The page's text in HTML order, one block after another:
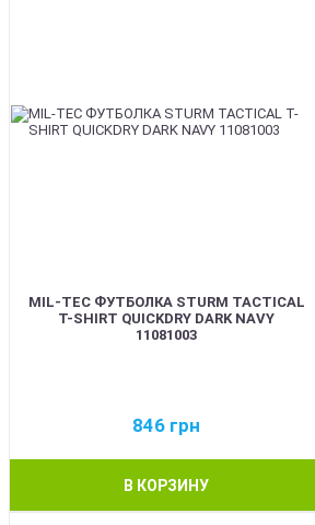
MIL-TEC ФУТБОЛКА STURM TACTICAL
T-SHIRT QUICKDRY DARK NAVY
11081003
846 грн
В КОРЗИНУ